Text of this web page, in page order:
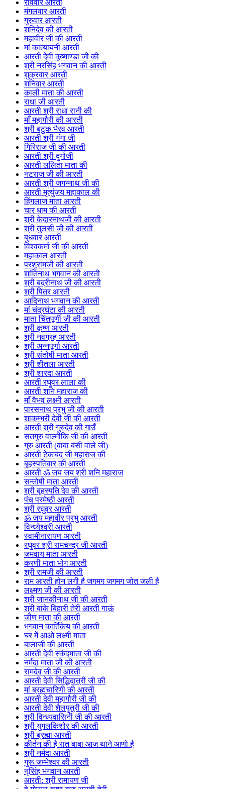
रविवार आरती
मंगलवार आरती
गुरुवार आरती
शनिदेव की आरती
महावीर जी की आरती
मां कात्यायनी आरती
आरती देवी कूष्माण्डा जी की
श्री नरसिंह भगवान की आरती
शुक्रवार आरती
शनिवार आरती
काली माता की आरती
राधा जी आरती
आरती श्री राधा रानी की
माँ महागौरी की आरती
श्री बटुक भैरव आरती
आरती श्री गंगा जी
गिरिराज जी की आरती
आरती श्री दुर्गाजी
आरती ललिता माता की
नटराज जी की आरती
आरती श्री जगन्नाथ जी की
आरती मृत्युंजय महाकाल की
हिंगलाज माता आरती
चार धाम की आरती
श्री केदारनाथजी की आरती
श्री तुलसी जी की आरती
बुधवार आरती
विश्वकर्मा जी की आरती
महाकाल आरती
परशुरामजी की आरती
शांतिनाथ भगवान की आरती
श्री बद्रीनाथ जी की आरती
श्री पितर आरती
आदिनाथ भगवान की आरती
मां चंद्रघंटा की आरती
माता चिंतपूर्णी जी की आरती
श्री कृष्ण आरती
श्री नवग्रह आरती
श्री अन्नपूर्णा आरती
श्री संतोषी माता आरती
श्री शीतला आरती
श्री शारदा आरती
आरती रघुवर लाला की
आरती शनि महाराज की
माँ वैभव लक्ष्मी आरती
पारसनाथ प्रभु जी की आरती
शाकम्भरी देवी जी की आरती
आरती श्री गुरुदेव की गाउँ
सतगुरु वाल्मीकि जी की आरती
गुरु आरती (बाबा बंसी वाले जी)
आरती टेकचंद जी महाराज की
बृहस्पतिवार की आरती
आरती ॐ जय जय श्री शनि महाराज
सन्तोषी माता आरती
श्री बृहस्पति देव की आरती
पंच परमेष्ठी आरती
श्री रघुवर आरती
ॐ जय महावीर प्रभु आरती
विन्ध्येश्वरी आरती
स्वामीनारायण आरती
रघुवर श्री रामचन्द्र जी आरती
जमवाय माता आरती
करणी माता भोग आरती
श्री रामजी की आरती
राम आरती होन लगी है जगमग जगमग जोत जली है
लक्ष्मण जी की आरती
श्री जानकीनाथ जी की आरती
श्री बांके बिहारी तेरी आरती गाऊं
जीण माता की आरती
भगवान कार्तिकेय की आरती
घर में आओ लक्ष्मी माता
बालाजी की आरती
आरती देवी स्कंदमाता जी की
नर्मदा माता जी की आरती
रामदेव जी की आरती
आरती देवी सिद्धिदात्री जी की
मां ब्रह्मचारिणी की आरती
आरती देवी महागौरी जी की
आरती देवी शैलपुत्री जी की
श्री विन्ध्यवासिनी जी की आरती
श्री युगलकिशोर की आरती
श्री ब्रह्मा आरती
कीर्तन की है रात बाबा आज थाने आणो है
श्री नर्मदा आरती
गुरू जम्भेश्वर की आरती
नृसिंह भगवान आरती
आरती: श्री रामायण जी